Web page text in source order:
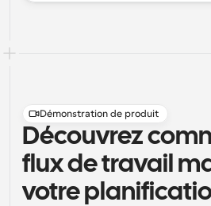
Démonstration de produit
Découvrez
flux de travail
votre